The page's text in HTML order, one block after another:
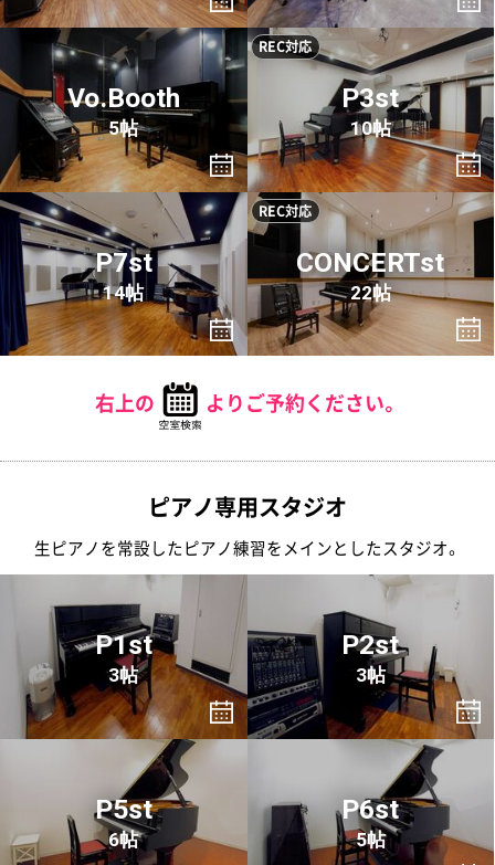
Vo.Booth
5帖
REC対応
P3st
10帖
P7st
14帖
REC対応
CONCERTst
22帖
右上の よりご予約ください。
ピアノ専用スタジオ
生ピアノを常設したピアノ練習をメインとしたスタジオ。
P1st
3帖
P2st
3帖
P5st
6帖
P6st
5帖